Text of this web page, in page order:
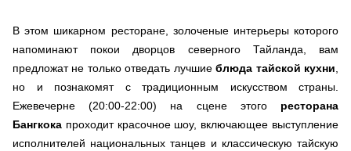
В этом шикарном ресторане, золоченые интерьеры которого
напоминают покои дворцов северного Тайланда, вам
предложат не только отведать лучшиеблюда тайской кухни
но и познакомят с традиционным искусством страны.
Ежевечерне (20:00-22:00) на сцене этого ресторана
Бангкока проходит красочное шоу, включающее выступление
исполнителей национальных танцев и классическую тайскую